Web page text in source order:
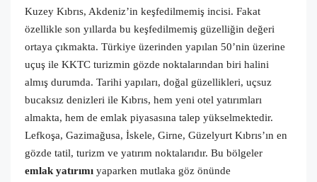
Kuzey Kıbrıs, Akdeniz’in keşfedilmemiş incisi. Fakat
özellikle son yıllarda bu keşfedilmemiş güzelliğin değeri
ortaya çıkmakta. Türkiye üzerinden yapılan 50’nin üzerine
uçuş ile KKTC turizmin gözde noktalarından biri halini
almış durumda. Tarihi yapıları, doğal güzellikleri, uçsuz
bucaksız denizleri ile Kıbrıs, hem yeni otel yatırımları
almakta, hem de emlak piyasasına talep yükselmektedir.
Lefkoşa, Gazimağusa, İskele, Girne, Güzelyurt Kıbrıs’ın en
gözde tatil, turizm ve yatırım noktalarıdır. Bu bölgeler
emlak yatırımı yaparken mutlaka göz önünde